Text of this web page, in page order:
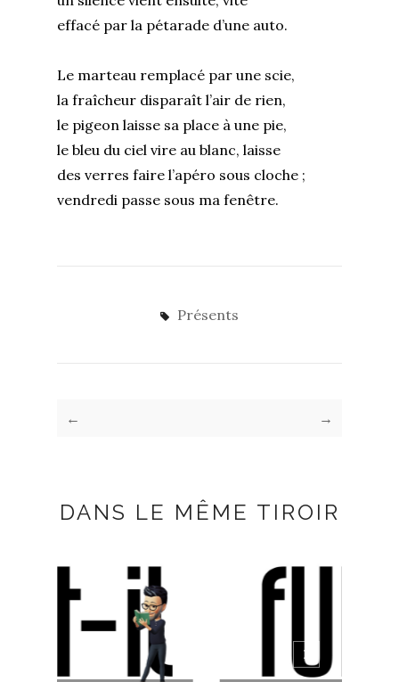
effacé par la pétarade d’une auto.
Le marteau remplacé par une scie,
la fraîcheur disparaît l’air de rien,
le pigeon laisse sa place à une pie,
le bleu du ciel vire au blanc, laisse
des verres faire l’apéro sous cloche ;
vendredi passe sous ma fenêtre.
Présents
← →
DANS LE MÊME TIROIR